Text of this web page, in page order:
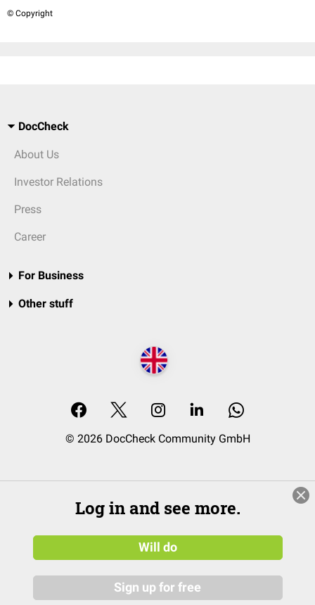
© Copyright
DocCheck
About Us
Investor Relations
Press
Career
For Business
Other stuff
© 2026 DocCheck Community GmbH
Log in and see more.
Will do
Sign up for free